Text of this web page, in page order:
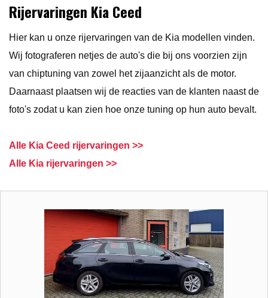
Rijervaringen Kia Ceed
Hier kan u onze rijervaringen van de Kia modellen vinden.
Wij fotograferen netjes de auto's die bij ons voorzien zijn
van chiptuning van zowel het zijaanzicht als de motor.
Daarnaast plaatsen wij de reacties van de klanten naast de
foto's zodat u kan zien hoe onze tuning op hun auto bevalt.
Alle Kia Ceed rijervaringen >>
Alle Kia rijervaringen >>